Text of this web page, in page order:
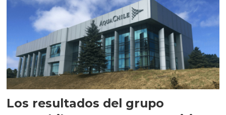
Los resultados del grupo